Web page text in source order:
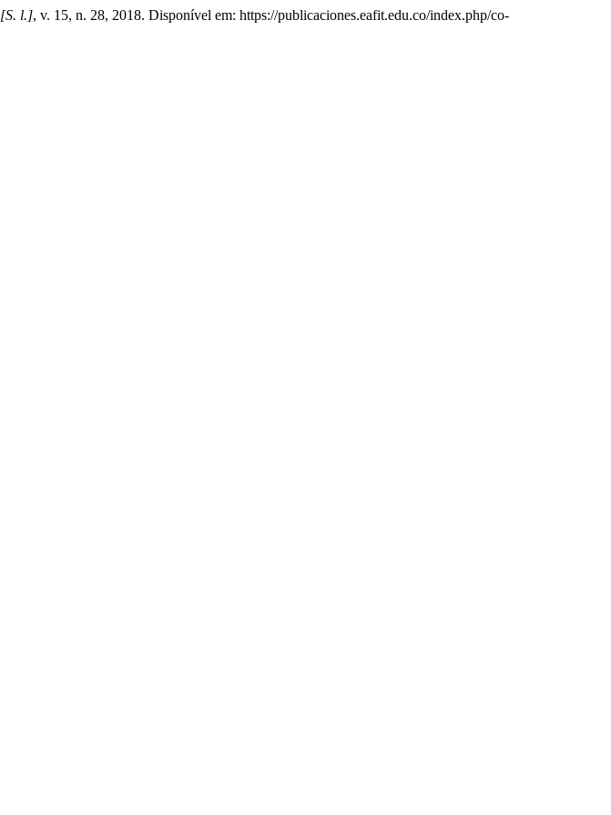
[S. l.], v. 15, n. 28, 2018. Disponível em: https://publicaciones.eafit.edu.co/index.php/co-